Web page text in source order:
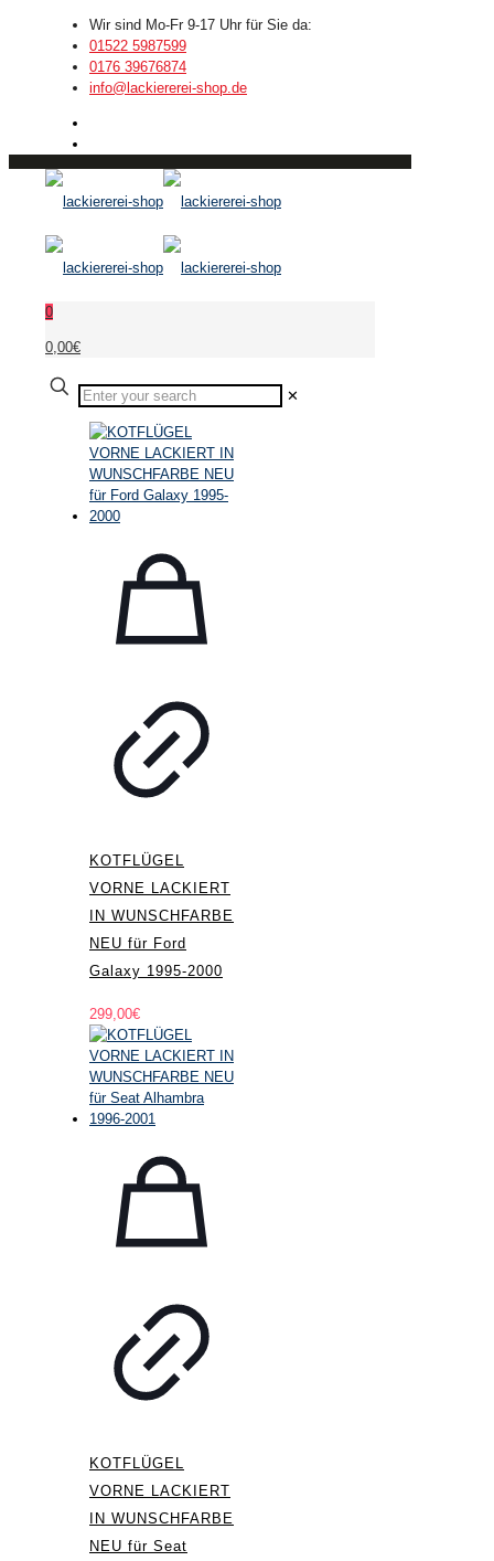
Wir sind Mo-Fr 9-17 Uhr für Sie da:
01522 5987599
0176 39676874
info@lackiererei-shop.de
0
0,00€
✕
KOTFLÜGEL
VORNE LACKIERT
IN WUNSCHFARBE
NEU für Ford
Galaxy 1995-2000
299,00€
KOTFLÜGEL
VORNE LACKIERT
IN WUNSCHFARBE
NEU für Seat